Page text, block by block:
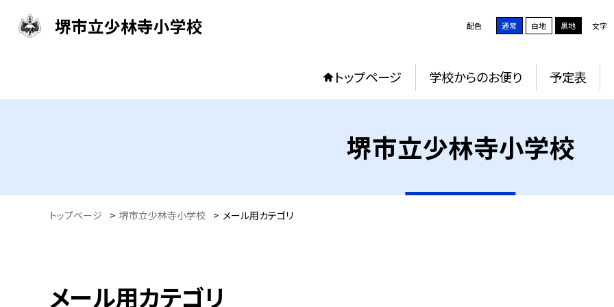
堺市立少林寺小学校 配色 通常 白地 黒地 文字
トップページ 学校からのお便り 予定表
堺市立少林寺小学校
トップページ > 堺市立少林寺小学校 > メール用カテゴリ
メール用カテゴリ